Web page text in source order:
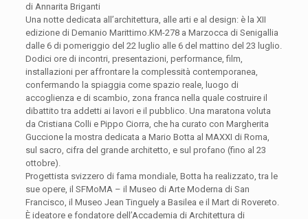
di Annarita Briganti
Una notte dedicata all’architettura, alle arti e al design: è la XII
edizione di Demanio Marittimo.KM-278 a Marzocca di Senigallia
dalle 6 di pomeriggio del 22 luglio alle 6 del mattino del 23 luglio.
Dodici ore di incontri, presentazioni, performance, film,
installazioni per affrontare la complessità contemporanea,
confermando la spiaggia come spazio reale, luogo di
accoglienza e di scambio, zona franca nella quale costruire il
dibattito tra addetti ai lavori e il pubblico. Una maratona voluta
da Cristiana Colli e Pippo Ciorra, che ha curato con Margherita
Guccione la mostra dedicata a Mario Botta al MAXXI di Roma,
sul sacro, cifra del grande architetto, e sul profano (fino al 23
ottobre).
Progettista svizzero di fama mondiale, Botta ha realizzato, tra le
sue opere, il SFMoMA – il Museo di Arte Moderna di San
Francisco, il Museo Jean Tinguely a Basilea e il Mart di Rovereto.
È ideatore e fondatore dell’Accademia di Architettura di